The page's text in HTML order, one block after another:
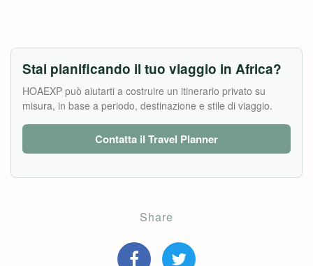
Stai pianificando il tuo viaggio in Africa?
HOAEXP può aiutarti a costruire un itinerario privato su
misura, in base a periodo, destinazione e stile di viaggio.
Contatta il Travel Planner
Share